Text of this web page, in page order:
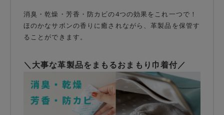
消臭・乾燥・芳香・防カビの4つの効果をこれ一つで！
ほのかなサボンの香りに癒されながら、革製品を保管す
ることができます。
＼大事な革製品をまもるおまもり巾着付／